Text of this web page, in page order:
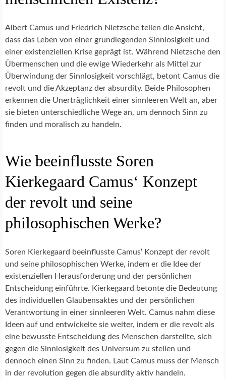
Albert Camus und Friedrich Nietzsche teilen die Ansicht,
dass das Leben von einer grundlegenden Sinnlosigkeit und
einer existenziellen Krise geprägt ist. Während Nietzsche den
Übermenschen und die ewige Wiederkehr als Mittel zur
Überwindung der Sinnlosigkeit vorschlägt, betont Camus die
revolt und die Akzeptanz der absurdity. Beide Philosophen
erkennen die Unerträglichkeit einer sinnleeren Welt an, aber
sie bieten unterschiedliche Wege an, um dennoch Sinn zu
finden und moralisch zu handeln.
Wie beeinflusste Soren
Kierkegaard Camus‘ Konzept
der revolt und seine
philosophischen Werke?
Soren Kierkegaard beeinflusste Camus‘ Konzept der revolt
und seine philosophischen Werke, indem er die Idee der
existenziellen Herausforderung und der persönlichen
Entscheidung einführte. Kierkegaard betonte die Bedeutung
des individuellen Glaubensaktes und der persönlichen
Verantwortung in einer sinnleeren Welt. Camus nahm diese
Ideen auf und entwickelte sie weiter, indem er die revolt als
eine bewusste Entscheidung des Menschen darstellte, sich
gegen die Sinnlosigkeit des Universum zu stellen und
dennoch einen Sinn zu finden. Laut Camus muss der Mensch
in der revolution gegen die absurdity aktiv handeln.